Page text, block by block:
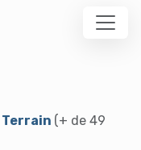
Terrain (+ de 49